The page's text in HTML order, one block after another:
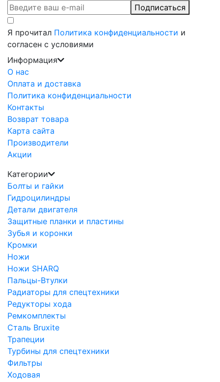
Подписаться
Я прочитал Политика конфиденциальности и
согласен с условиями
Информация
О нас
Оплата и доставка
Политика конфиденциальности
Контакты
Возврат товара
Карта сайта
Производители
Акции
Категории
Болты и гайки
Гидроцилиндры
Детали двигателя
Защитные планки и пластины
Зубья и коронки
Кромки
Ножи
Ножи SHARQ
Пальцы-Втулки
Радиаторы для спецтехники
Редукторы хода
Ремкомплекты
Сталь Bruxite
Трапеции
Турбины для спецтехники
Фильтры
Ходовая